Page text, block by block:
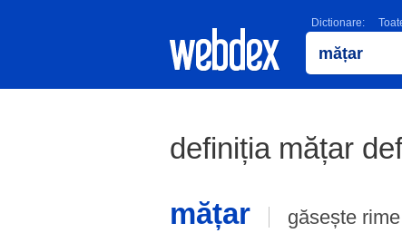
Dictionare:
definiția mățar
mățar
găsește